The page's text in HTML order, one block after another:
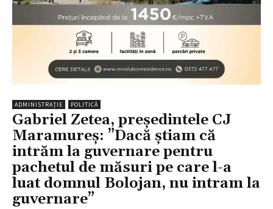
ADMINISTRAȚIE POLITICĂ
Gabriel Zetea, președintele CJ
Maramureș: ”Dacă știam că
intrăm la guvernare pentru
pachetul de măsuri pe care l-a
luat domnul Bolojan, nu intram la
guvernare”